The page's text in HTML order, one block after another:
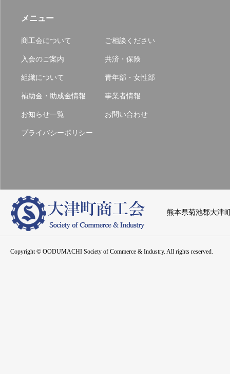
メニュー
商工会について ご相談ください
入会のご案内 共済・保険
組織について 青年部・女性部
補助金・助成金情報 事業者情報
お知らせ一覧 お問い合わせ
プライバシーポリシー
熊本県菊池郡大津
Copyright © OODUMACHI Society of Commerce & Industry. All rights reserved.